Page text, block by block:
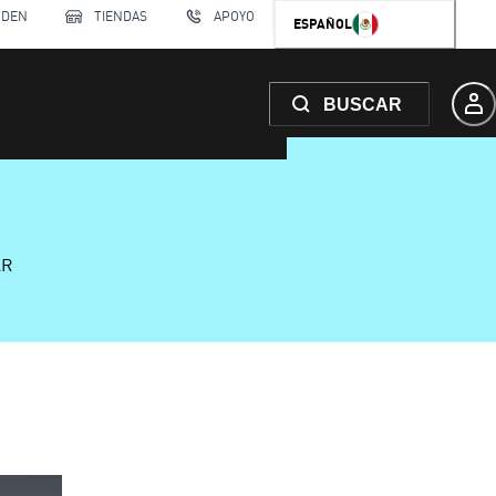
TIENDAS APOYO ESPAÑOL
BUSCAR